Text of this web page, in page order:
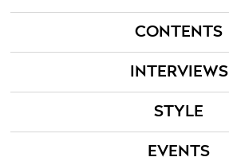
CONTENTS
INTERVIEWS
STYLE
EVENTS